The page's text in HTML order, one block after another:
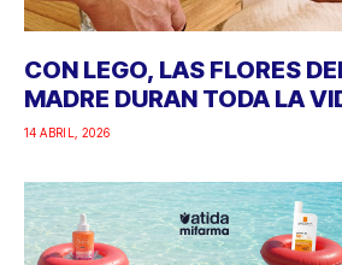
CON LEGO, LAS FLORES
MADRE DURAN TODA LA
14 ABRIL, 2026